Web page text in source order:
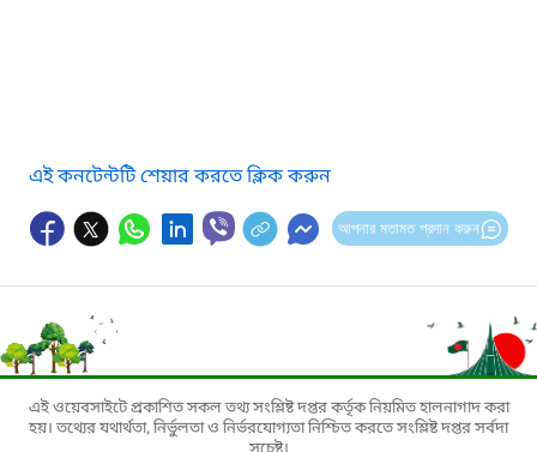
এই কনটেন্টটি শেয়ার করতে ক্লিক করুন
আপনার মতামত প্রদান করুন
এই ওয়েবসাইটে প্রকাশিত সকল তথ্য সংশ্লিষ্ট দপ্তর কর্তৃক নিয়মিত হালনাগাদ করা
হয়। তথ্যের যথার্থতা, নির্ভুলতা ও নির্ভরযোগ্যতা নিশ্চিত করতে সংশ্লিষ্ট দপ্তর সর্বদা